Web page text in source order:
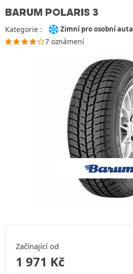
BARUM POLARIS 3
Kategorie : Zimní pro osobní auta
7 oznámení
Začínající od
1 971 Kč